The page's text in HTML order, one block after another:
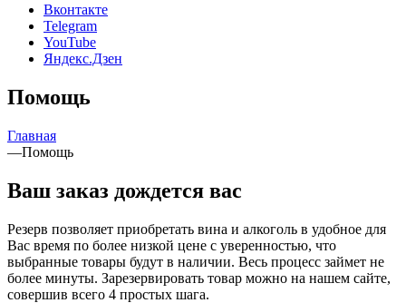
Вконтакте
Telegram
YouTube
Яндекс.Дзен
Помощь
Главная
—Помощь
Ваш заказ дождется вас
Резерв позволяет приобретать вина и алкоголь в удобное для
Вас время по более низкой цене с уверенностью, что
выбранные товары будут в наличии. Весь процесс займет не
более минуты. Зарезервировать товар можно на нашем сайте,
совершив всего 4 простых шага.